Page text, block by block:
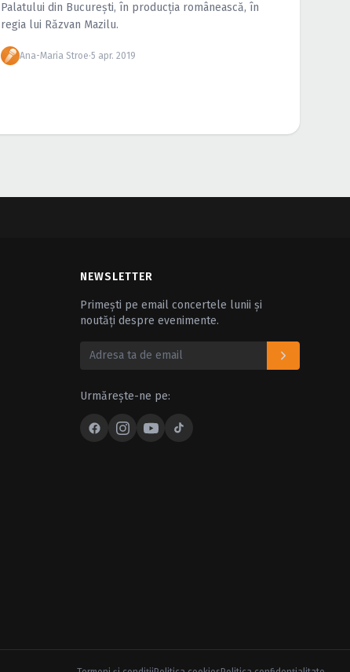
Palatului din Bucureşti, în producția românească, în
regia lui Răzvan Mazilu.
Ana-Maria Stroe·5 apr. 2019
NEWSLETTER
Primești pe email concertele lunii și
noutăți despre evenimente.
Urmărește-ne pe: